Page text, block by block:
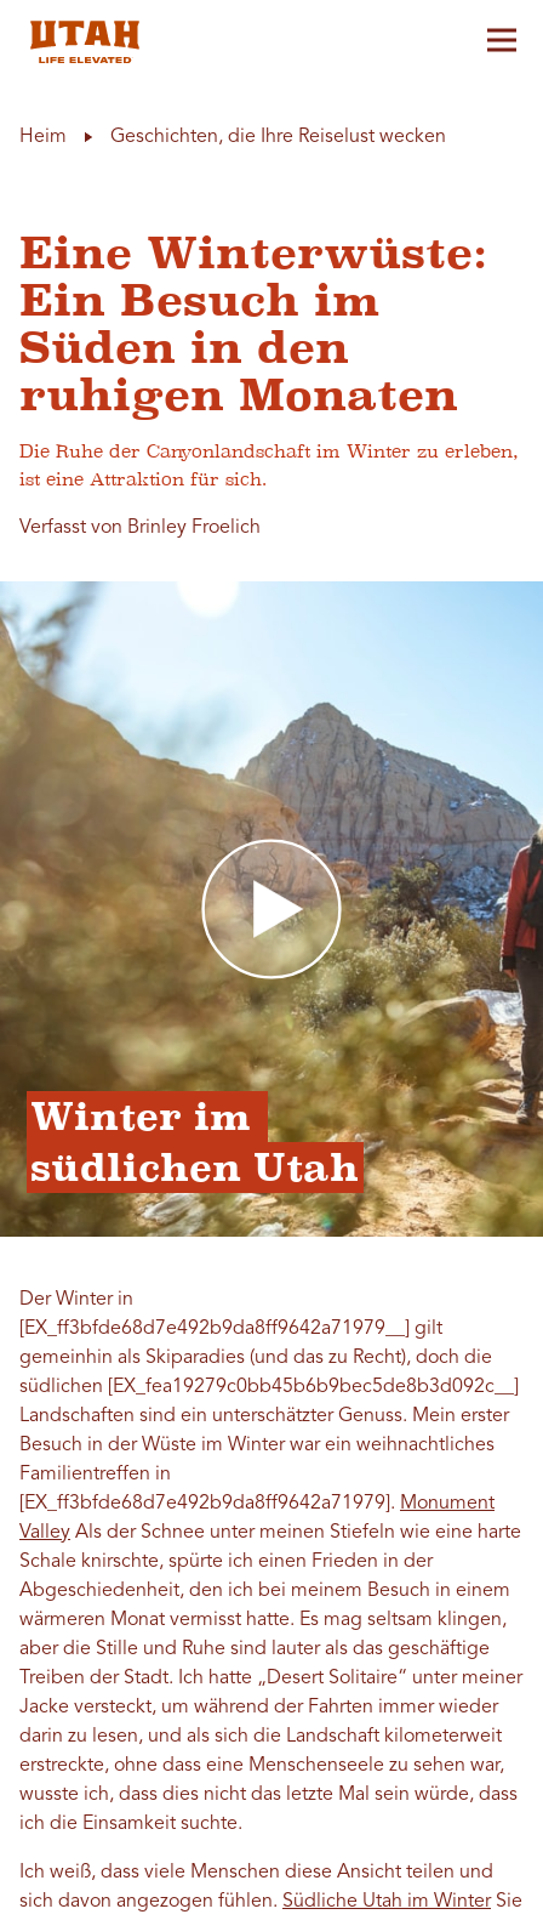
Heim Geschichten, die Ihre Reiselust wecken
Eine Winterwüste:
Ein Besuch im
Süden in den
ruhigen Monaten
Die Ruhe der Canyonlandschaft im Winter zu erleben,
ist eine Attraktion für sich.
Verfasst von Brinley Froelich
Winter im
südlichen Utah
Der Winter in
[EX_ff3bfde68d7e492b9da8ff9642a71979__] gilt
gemeinhin als Skiparadies (und das zu Recht), doch die
südlichen [EX_fea19279c0bb45b6b9bec5de8b3d092c__]
Landschaften sind ein unterschätzter Genuss. Mein erster
Besuch in der Wüste im Winter war ein weihnachtliches
Familientreffen in
[EX_ff3bfde68d7e492b9da8ff9642a71979]. Monument
Valley Als der Schnee unter meinen Stiefeln wie eine harte
Schale knirschte, spürte ich einen Frieden in der
Abgeschiedenheit, den ich bei meinem Besuch in einem
wärmeren Monat vermisst hatte. Es mag seltsam klingen,
aber die Stille und Ruhe sind lauter als das geschäftige
Treiben der Stadt. Ich hatte „Desert Solitaire“ unter meiner
Jacke versteckt, um während der Fahrten immer wieder
darin zu lesen, und als sich die Landschaft kilometerweit
erstreckte, ohne dass eine Menschenseele zu sehen war,
wusste ich, dass dies nicht das letzte Mal sein würde, dass
ich die Einsamkeit suchte.
Ich weiß, dass viele Menschen diese Ansicht teilen und
sich davon angezogen fühlen. Südliche Utah im WinterSie